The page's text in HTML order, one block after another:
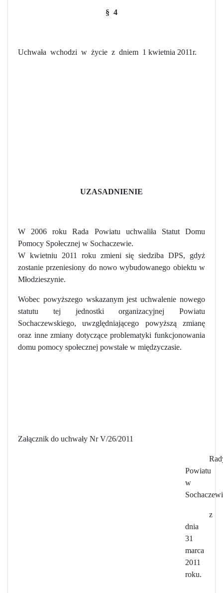
§ 4
Uchwała wchodzi w życie z dniem 1 kwietnia 2011r.
UZASADNIENIE
W 2006 roku Rada Powiatu uchwaliła Statut Domu
Pomocy Społecznej w Sochaczewie.
W kwietniu 2011 roku zmieni się siedziba DPS, gdyż
zostanie przeniesiony do nowo wybudowanego obiektu w
Młodzieszynie.
Wobec powyższego wskazanym jest uchwalenie nowego
statutu tej jednostki organizacyjnej Powiatu
Sochaczewskiego, uwzględniającego powyższą zmianę
oraz inne zmiany dotyczące problematyki funkcjonowania
domu pomocy społecznej powstałe w międzyczasie.
Załącznik do uchwały Nr V/26/2011
Powiatu
w
z
dnia
31
marca
2011
roku.